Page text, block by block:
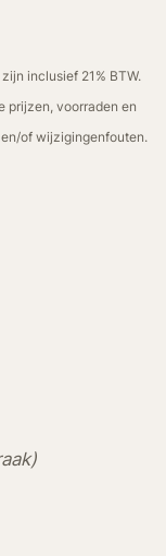
inclusief 21% BTW.
prijzen, voorraden en
of wijzigingenfouten.